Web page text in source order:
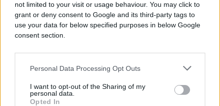
not limited to your visit or usage behaviour. You may click to
grant or deny consent to Google and its third-party tags to
use your data for below specified purposes in below Google
consent section.
Personal Data Processing Opt Outs
I want to opt-out of the Sharing of my
personal data.
Opted In
Pakistanski premijer Shehbaz Sharif izjavio je u
subotu da su Iran i Sjedinjene Američke Države
postigli okvir za mirovni sporazum nakon više od tri
početnog dogovora u naredna 24 sata.